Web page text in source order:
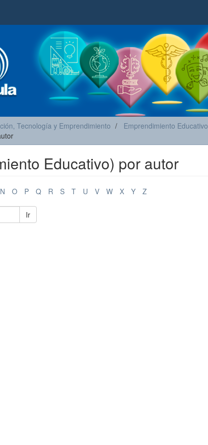
Tecnología y Emprendimiento Emprendimiento Educativo
Educativo) por autor
N O P Q R S T U V W X Y Z
Ir